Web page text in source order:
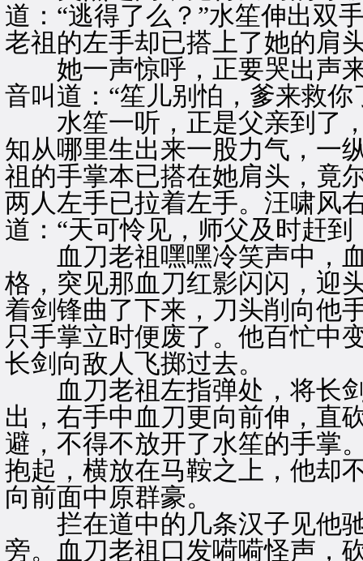
道：“逃得了么？”水笙伸出双
老祖的左手却已搭上了她的肩
她一声惊呼，正要哭出声来
音叫道：“笙儿别怕，爹来救你
水笙一听，正是父亲到了，
知从哪里生出来一股力气，一
祖的手掌本已搭在她肩头，竟
两人左手已拉着左手。汪啸风
道：“天可怜见，师父及时赶
血刀老祖嘿嘿冷笑声中，血
格，突见那血刀红影闪闪，迎
着剑锋曲了下来，刀头削向他
只手掌立时便废了。他百忙中
长剑向敌人飞掷过去。
血刀老祖左指弹处，将长剑
出，右手中血刀更向前伸，直
避，不得不放开了水笙的手掌
抱起，横放在马鞍之上，他却
向前面中原群豪。
拦在道中的几条汉子见他驰
旁。血刀老祖口发嗬嗬怪声，